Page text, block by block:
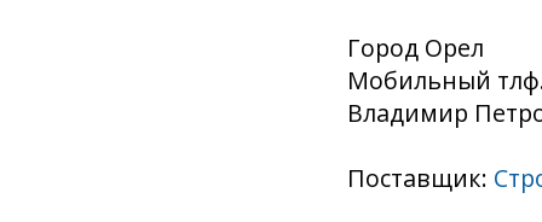
Город Орел
Мобильный тлф.
Владимир
Поставщик: